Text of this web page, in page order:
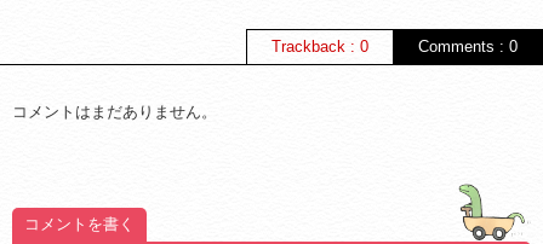
Comments : 0
Trackback : 0
コメントはまだありません。
コメントを書く